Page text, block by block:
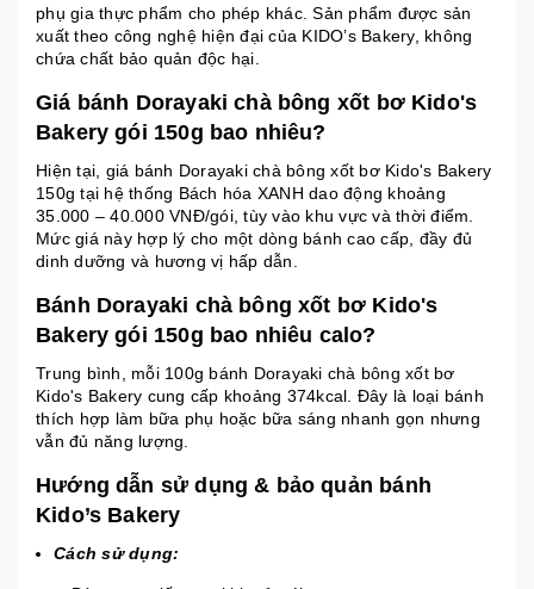
phụ gia thực phẩm cho phép khác. Sản phẩm được sản
xuất theo công nghệ hiện đại của KIDO’s Bakery, không
chứa chất bảo quản độc hại.
Giá bánh Dorayaki chà bông xốt bơ Kido's
Bakery gói 150g bao nhiêu?
Hiện tại, giá bánh Dorayaki chà bông xốt bơ Kido's Bakery
150g tại hệ thống Bách hóa XANH dao động khoảng
35.000 – 40.000 VNĐ/gói, tùy vào khu vực và thời điểm.
Mức giá này hợp lý cho một dòng bánh cao cấp, đầy đủ
dinh dưỡng và hương vị hấp dẫn.
Bánh Dorayaki chà bông xốt bơ Kido's
Bakery gói 150g bao nhiêu calo?
Trung bình, mỗi 100g bánh Dorayaki chà bông xốt bơ
Kido's Bakery cung cấp khoảng 374kcal. Đây là loại bánh
thích hợp làm bữa phụ hoặc bữa sáng nhanh gọn nhưng
vẫn đủ năng lượng.
Hướng dẫn sử dụng & bảo quản bánh
Kido’s Bakery
Cách sử dụng: